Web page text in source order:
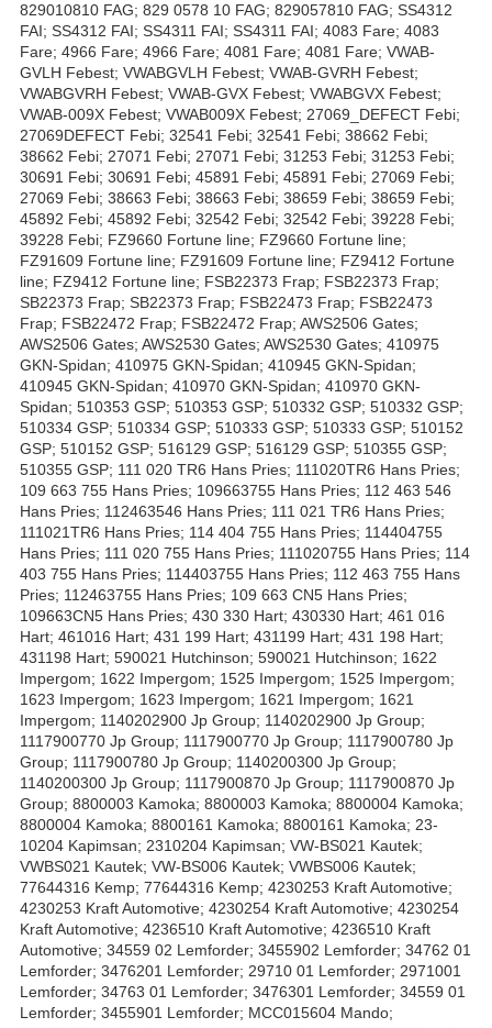
829010810 FAG; 829 0578 10 FAG; 829057810 FAG; SS4312
FAI; SS4312 FAI; SS4311 FAI; SS4311 FAI; 4083 Fare; 4083
Fare; 4966 Fare; 4966 Fare; 4081 Fare; 4081 Fare; VWAB-
GVLH Febest; VWABGVLH Febest; VWAB-GVRH Febest;
VWABGVRH Febest; VWAB-GVX Febest; VWABGVX Febest;
VWAB-009X Febest; VWAB009X Febest; 27069_DEFECT Febi;
27069DEFECT Febi; 32541 Febi; 32541 Febi; 38662 Febi;
38662 Febi; 27071 Febi; 27071 Febi; 31253 Febi; 31253 Febi;
30691 Febi; 30691 Febi; 45891 Febi; 45891 Febi; 27069 Febi;
27069 Febi; 38663 Febi; 38663 Febi; 38659 Febi; 38659 Febi;
45892 Febi; 45892 Febi; 32542 Febi; 32542 Febi; 39228 Febi;
39228 Febi; FZ9660 Fortune line; FZ9660 Fortune line;
FZ91609 Fortune line; FZ91609 Fortune line; FZ9412 Fortune
line; FZ9412 Fortune line; FSB22373 Frap; FSB22373 Frap;
SB22373 Frap; SB22373 Frap; FSB22473 Frap; FSB22473
Frap; FSB22472 Frap; FSB22472 Frap; AWS2506 Gates;
AWS2506 Gates; AWS2530 Gates; AWS2530 Gates; 410975
GKN-Spidan; 410975 GKN-Spidan; 410945 GKN-Spidan;
410945 GKN-Spidan; 410970 GKN-Spidan; 410970 GKN-
Spidan; 510353 GSP; 510353 GSP; 510332 GSP; 510332 GSP;
510334 GSP; 510334 GSP; 510333 GSP; 510333 GSP; 510152
GSP; 510152 GSP; 516129 GSP; 516129 GSP; 510355 GSP;
510355 GSP; 111 020 TR6 Hans Pries; 111020TR6 Hans Pries;
109 663 755 Hans Pries; 109663755 Hans Pries; 112 463 546
Hans Pries; 112463546 Hans Pries; 111 021 TR6 Hans Pries;
111021TR6 Hans Pries; 114 404 755 Hans Pries; 114404755
Hans Pries; 111 020 755 Hans Pries; 111020755 Hans Pries; 114
403 755 Hans Pries; 114403755 Hans Pries; 112 463 755 Hans
Pries; 112463755 Hans Pries; 109 663 CN5 Hans Pries;
109663CN5 Hans Pries; 430 330 Hart; 430330 Hart; 461 016
Hart; 461016 Hart; 431 199 Hart; 431199 Hart; 431 198 Hart;
431198 Hart; 590021 Hutchinson; 590021 Hutchinson; 1622
Impergom; 1622 Impergom; 1525 Impergom; 1525 Impergom;
1623 Impergom; 1623 Impergom; 1621 Impergom; 1621
Impergom; 1140202900 Jp Group; 1140202900 Jp Group;
1117900770 Jp Group; 1117900770 Jp Group; 1117900780 Jp
Group; 1117900780 Jp Group; 1140200300 Jp Group;
1140200300 Jp Group; 1117900870 Jp Group; 1117900870 Jp
Group; 8800003 Kamoka; 8800003 Kamoka; 8800004 Kamoka;
8800004 Kamoka; 8800161 Kamoka; 8800161 Kamoka; 23-
10204 Kapimsan; 2310204 Kapimsan; VW-BS021 Kautek;
VWBS021 Kautek; VW-BS006 Kautek; VWBS006 Kautek;
77644316 Kemp; 77644316 Kemp; 4230253 Kraft Automotive;
4230253 Kraft Automotive; 4230254 Kraft Automotive; 4230254
Kraft Automotive; 4236510 Kraft Automotive; 4236510 Kraft
Automotive; 34559 02 Lemforder; 3455902 Lemforder; 34762 01
Lemforder; 3476201 Lemforder; 29710 01 Lemforder; 2971001
Lemforder; 34763 01 Lemforder; 3476301 Lemforder; 34559 01
Lemforder; 3455901 Lemforder; MCC015604 Mando;